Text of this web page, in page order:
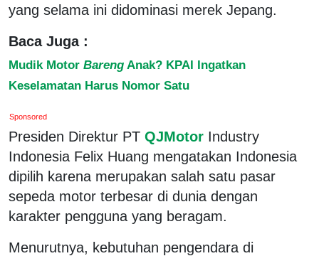
yang selama ini didominasi merek Jepang.
Baca Juga :
Mudik Motor Bareng Anak? KPAI Ingatkan
Keselamatan Harus Nomor Satu
Sponsored
Presiden Direktur PT QJMotor Industry
Indonesia Felix Huang mengatakan Indonesia
dipilih karena merupakan salah satu pasar
sepeda motor terbesar di dunia dengan
karakter pengguna yang beragam.
Menurutnya, kebutuhan pengendara di